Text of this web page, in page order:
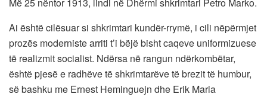
Më 25 nëntor 1913, lindi në Dhërmi shkrimtari Petro Marko.
Ai është cilësuar si shkrimtari kundër-rrymë, i cili nëpërmjet
prozës moderniste arriti t’i bëjë bisht caqeve uniformizuese
të realizmit socialist. Ndërsa në rangun ndërkombëtar,
është pjesë e radhëve të shkrimtarëve të brezit të humbur,
së bashku me Ernest Heminguejn dhe Erik Maria